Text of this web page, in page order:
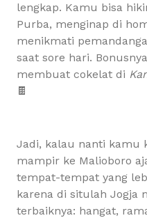
lengkap. Kamu bisa
Purba, menginap di
menikmati
saat sore hari.
membuat cokelat di
🍫
Jadi, kalau nanti kamu
mampir ke Malioboro
tempat-tempat yang
karena di situlah Jogja
terbaiknya: hangat,